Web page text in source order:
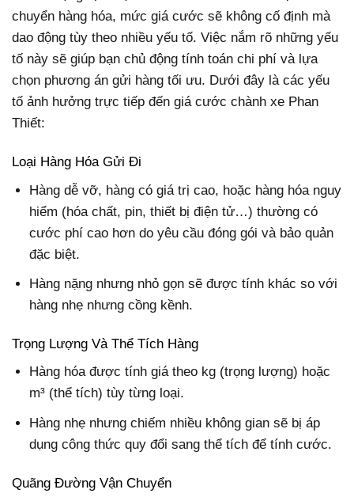
chuyển hàng hóa, mức giá cước sẽ không cố định mà
dao động tùy theo nhiều yếu tố. Việc nắm rõ những yếu
tố này sẽ giúp bạn chủ động tính toán chi phí và lựa
chọn phương án gửi hàng tối ưu. Dưới đây là các yếu
tố ảnh hưởng trực tiếp đến giá cước chành xe Phan
Thiết:
Loại Hàng Hóa Gửi Đi
Hàng dễ vỡ, hàng có giá trị cao, hoặc hàng hóa nguy
hiểm (hóa chất, pin, thiết bị điện tử…) thường có
cước phí cao hơn do yêu cầu đóng gói và bảo quản
đặc biệt.
Hàng nặng nhưng nhỏ gọn sẽ được tính khác so với
hàng nhẹ nhưng cồng kềnh.
Trọng Lượng Và Thể Tích Hàng
Hàng hóa được tính giá theo kg (trọng lượng) hoặc
m³ (thể tích) tùy từng loại.
Hàng nhẹ nhưng chiếm nhiều không gian sẽ bị áp
dụng công thức quy đổi sang thể tích để tính cước.
Quãng Đường Vận Chuyển